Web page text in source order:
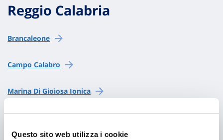
Questo sito web utilizza i cookie
Reggio Calabria
Brancaleone
Campo Calabro
Marina Di Gioiosa Ionica